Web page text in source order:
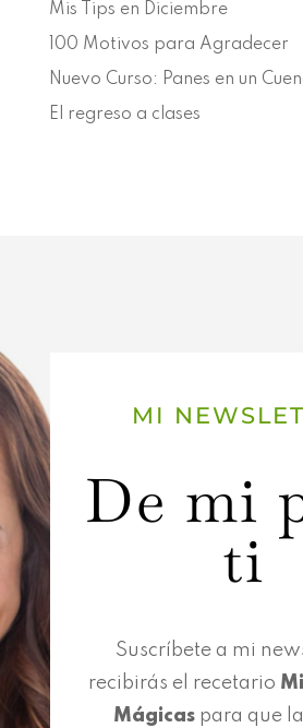
Mis Tips en Diciembre
100 Motivos para Agradecer
Nuevo Curso: Panes en un
El regreso a clases
MI
De mi
ti
Suscríbete a mi
recibirás el recetario
Mágicas para que